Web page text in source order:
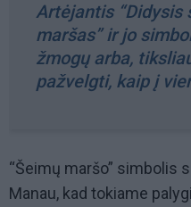
Artėjantis “Didysis
maršas” ir jo
žmogų arba,
pažvelgti, kaip į
“Šeimų maršo” simbolis
Manau, kad tokiame